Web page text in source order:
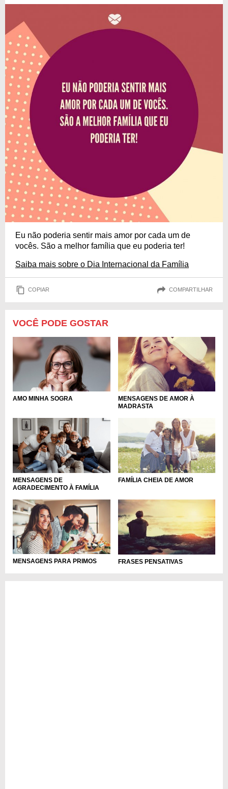
Eu não poderia sentir mais amor por cada um de
vocês. São a melhor família que eu poderia ter!
Saiba mais sobre o Dia Internacional da Família
COPIAR COMPARTILHAR
VOCÊ PODE GOSTAR
AMO MINHA SOGRA
MENSAGENS DE AMOR À
MADRASTA
MENSAGENS DE
AGRADECIMENTO À FAMÍLIA
FAMÍLIA CHEIA DE AMOR
MENSAGENS PARA PRIMOS FRASES PENSATIVAS